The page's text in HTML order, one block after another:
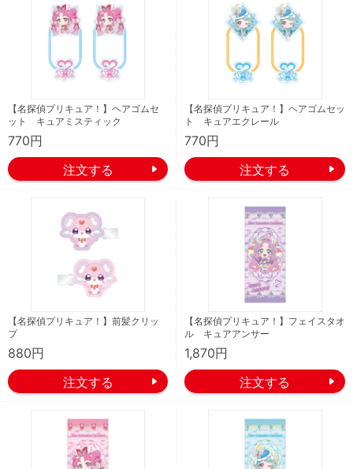
【名探偵プリキュア！】ヘアゴムセ
ット キュアミスティック
770円
【名探偵プリキュア！】ヘアゴムセッ
ト キュアエクレール
770円
【名探偵プリキュア！】前髪クリッ
プ
880円
【名探偵プリキュア！】フェイスタオ
ル キュアアンサー
1,870円